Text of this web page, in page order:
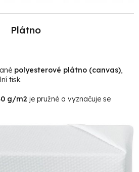
Plátno
polyesterové plátno (canvas),
tisk.
g/m2 je pružné a vyznačuje se